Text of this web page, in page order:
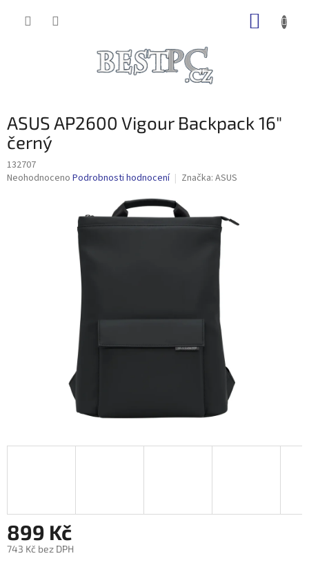
ASUS AP2600 Vigour Backpack 16"
černý
132707
Průměrné
Neohodnoceno Podrobnosti hodnocení Značka: ASUS
899 Kč
743 Kč bez DPH